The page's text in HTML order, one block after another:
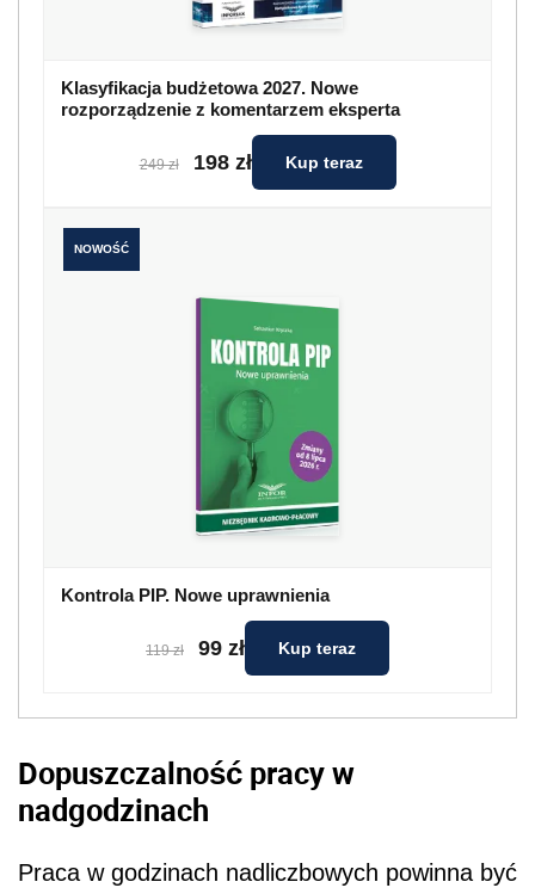
Klasyfikacja budżetowa 2027. Nowe
rozporządzenie z komentarzem eksperta
249 zł 198 zł Kup teraz
NOWOŚĆ
Kontrola PIP. Nowe uprawnienia
119 zł 99 zł Kup teraz
Dopuszczalność pracy w
nadgodzinach
Praca w godzinach nadliczbowych powinna być